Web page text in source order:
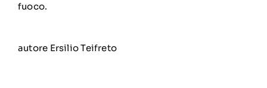
fuoco.
autore Ersilio Teifreto